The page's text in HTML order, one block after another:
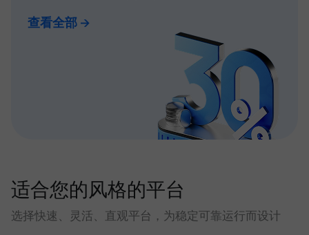
查看全部
适合您的风格的平台
选择快速、灵活、直观平台，为稳定可靠运行而设计